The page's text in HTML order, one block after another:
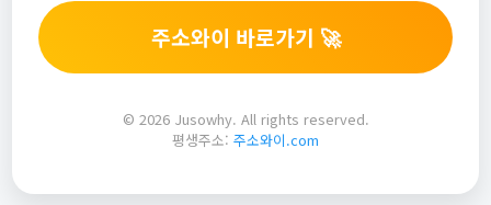
주소와이 바로가기 🚀
© 2026 Jusowhy. All rights reserved.
평생주소: 주소와이.com